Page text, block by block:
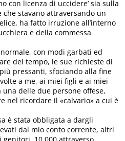
con licenza di uccidere’ sia sulla
stavano attraversando un
ha fatto irruzione all’interno
e della commessa
con modi garbati ed
del tempo, le sue richieste di
pressanti, sfociando alla fine
a me, ai miei figli e ai miei
delle due persone offese,
nel ricordare il «calvario» a cui è
è stata obbligata a dargli
dal mio conto corrente, altri
genitori, 10.000 attraverso